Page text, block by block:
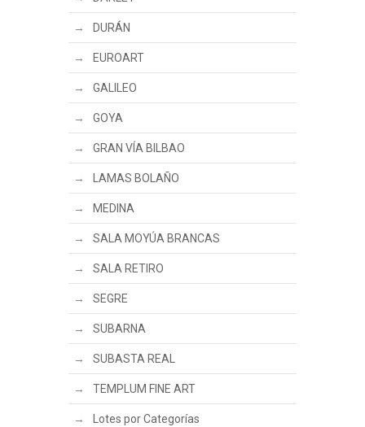
DURÁN
EUROART
GALILEO
GOYA
GRAN VÍA BILBAO
LAMAS BOLAÑO
MEDINA
SALA MOYÚA BRANCAS
SALA RETIRO
SEGRE
SUBARNA
SUBASTA REAL
TEMPLUM FINE ART
Lotes por Categorías